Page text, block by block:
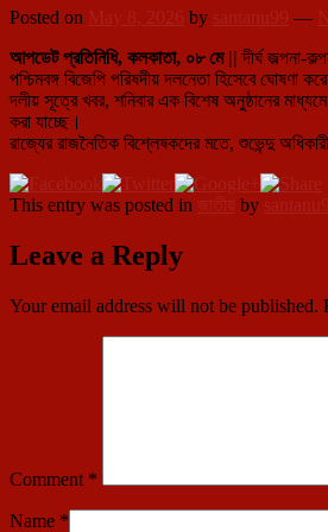
Posted on May 8, 2026 by santanu99 —
আপডেট প্রতিনিধি, কলকাতা, ০৮ মে || দীর্ঘ জল্পনা-
পশ্চিমবঙ্গ বিজেপি পরিষদীয় দলনেতা হিসেবে ঘোষণা
দলীয় সূত্রে খবর, শনিবার এক বিশেষ অনুষ্ঠানের
করা যাচ্ছে।
রাজ্যের রাজনৈতিক বিশ্লেষকদের মতে, শুভেন্দু
This entry was posted in জাতীয় by
Leave a Reply
Your email address will not be published.
Comment *
Name *